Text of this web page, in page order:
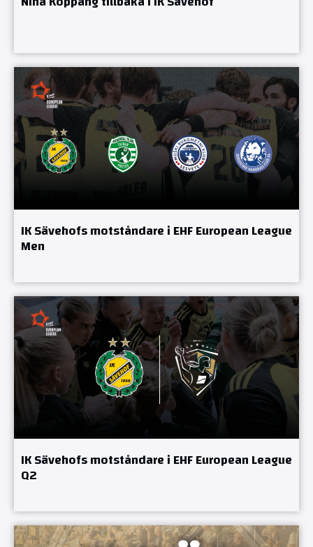
IK Sävehofs motståndare i EHF European League
Men
IK Sävehofs motståndare i EHF European League
Q2